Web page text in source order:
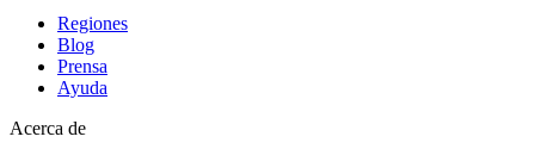
Regiones
Blog
Prensa
Ayuda
Acerca de